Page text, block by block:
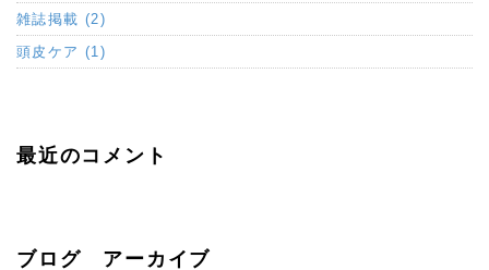
雑誌掲載 (2)
頭皮ケア (1)
最近のコメント
ブログ アーカイブ